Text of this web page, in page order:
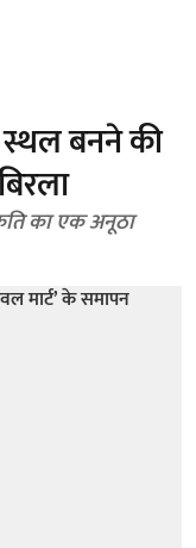
स्थल बनने की
का एक अनूठा